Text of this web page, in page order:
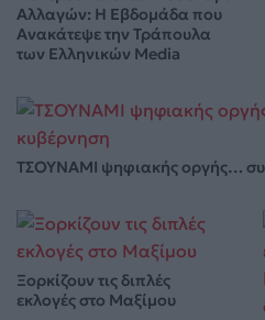
Αλλαγών: Η Εβδομάδα που
Ανακάτεψε την Τράπουλα
των Ελληνικών Media
ΤΣΟΥΝΑΜΙ ψηφιακής οργής…
Ξορκίζουν τις διπλές
εκλογές στο Μαξίμου